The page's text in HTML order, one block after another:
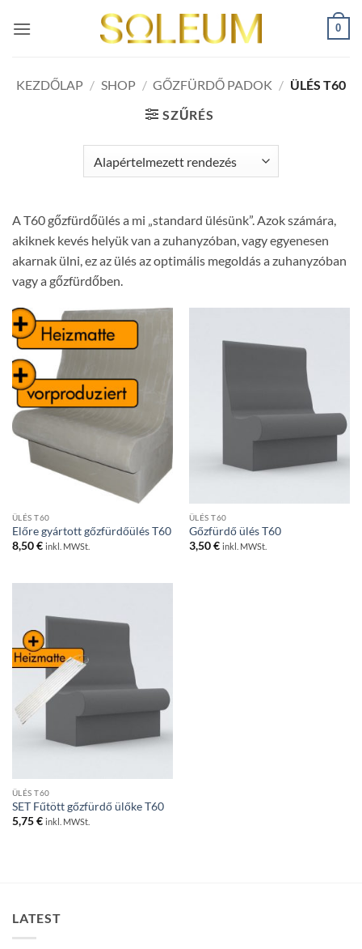
0
KEZDŐLAP / SHOP / GŐZFÜRDŐ PADOK / ÜLÉS T60
SZŰRÉS
A T60 gőzfürdőülés a mi „standard ülésünk”. Azok számára,
akiknek kevés helyük van a zuhanyzóban, vagy egyenesen
akarnak ülni, ez az ülés az optimális megoldás a zuhanyzóban
vagy a gőzfürdőben.
ÜLÉS T60
Előre gyártott gőzfürdőülés T60
8,50€ inkl. MWSt.
ÜLÉS T60
Gőzfürdő ülés T60
3,50€ inkl. MWSt.
ÜLÉS T60
SET Fűtött gőzfürdő ülőke T60
5,75€ inkl. MWSt.
LATEST